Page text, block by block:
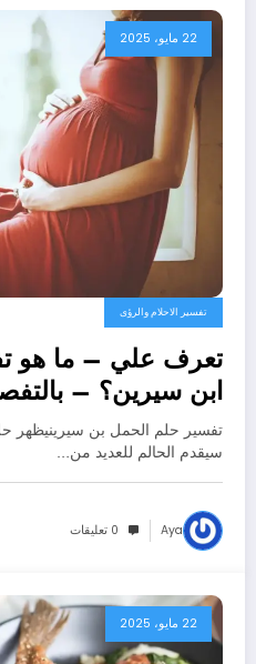
22 مايو، 2025
تفسير الاحلام والرؤى
تعرف علي – ما هو
ابن سيرين؟ –
تفسير حلم الحمل بن سيرينيظهر
سيقدم الحالم للعديد من…
Aya 0 تعليقات
22 مايو، 2025